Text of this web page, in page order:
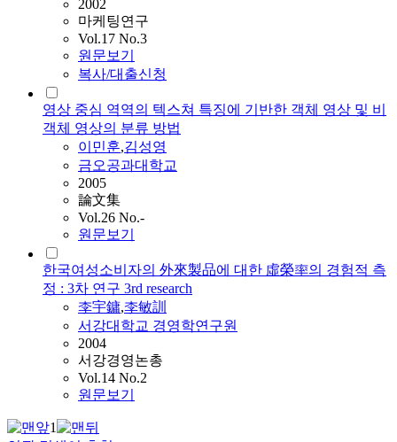
2002
마케팅연구
Vol.17 No.3
원문보기
복사/대출신청
영상 중심 역역의 텍스쳐 특징에 기반한 객체 영상 및 비
객체 영상의 분류 방법
이민훈,김성영
금오공과대학교
2005
論文集
Vol.26 No.-
원문보기
한국여성소비자의 外來製品에 대한 虛榮率의 경험적 측
정 : 3차 연구 3rd research
李宇鏞,李敏訓
서강대학교 경영학연구원
2004
서강경영논총
Vol.14 No.2
원문보기
1